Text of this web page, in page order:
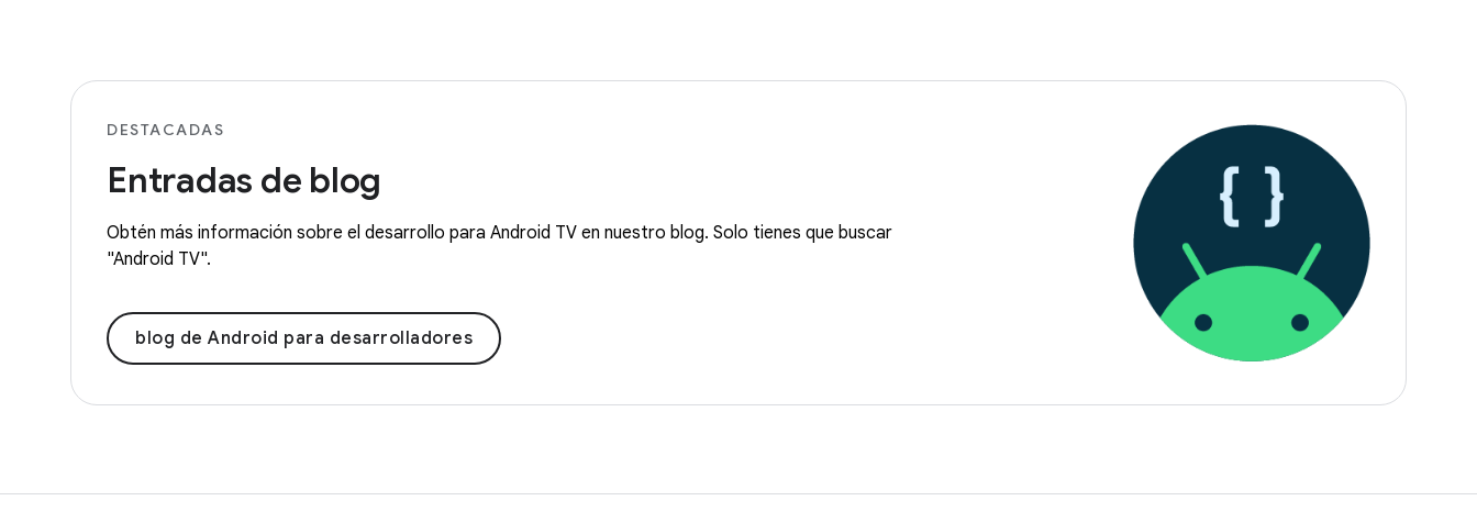
DESTACADAS
Entradas de blog
Obtén más información sobre el desarrollo para Android TV en nuestro blog. Solo tienes que buscar
"Android TV".
blog de Android para desarrolladores